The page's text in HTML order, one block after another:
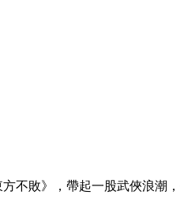
不敗》，帶起一股武俠浪潮